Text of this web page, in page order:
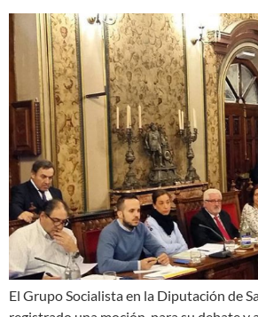
El Grupo Socialista en la Diputación de